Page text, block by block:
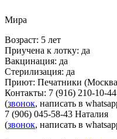
Мира
Возраст: 5 лет
Приучена к лотку: да
Вакцинация: да
Стерилизация: да
Приют: Печатники
Контакты: 7 (916) 210-10-
(звонок, написать в
7 (906) 045-58-43 Наталия
(звонок, написать в